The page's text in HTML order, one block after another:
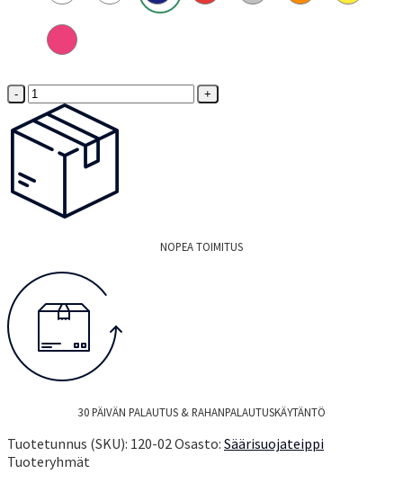
Howies
Säärisuojateippi
Tummansininen
määrä
NOPEA TOIMITUS
30 PÄIVÄN PALAUTUS & RAHANPALAUTUSKÄYTÄNTÖ
Tuotetunnus (SKU): 120-02 Osasto: Säärisuojateippi
Tuoteryhmät